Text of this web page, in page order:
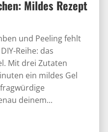
Mildes Rezept
und Peeling fehlt
Reihe: das
Mit drei Zutaten
ein mildes Gel
deinem...